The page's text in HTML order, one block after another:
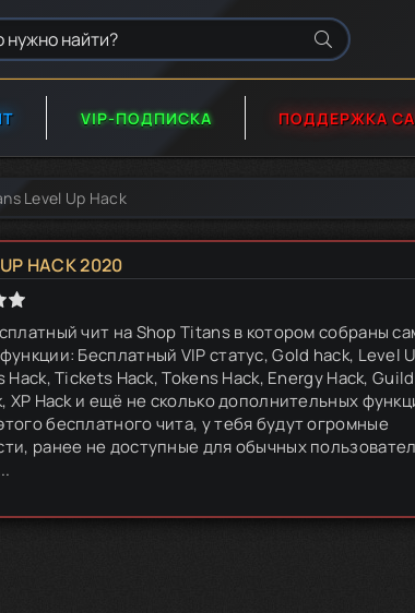
VIP-ПОДПИСКА ПОДДЕРЖКА
Level Up Hack
HACK 2020
чит на Shop Titans в котором собраны
Бесплатный VIP статус, Gold hack, Level
Hack, Tickets Hack, Tokens Hack, Energy Hack, Guild
XP Hack и ещё не сколько дополнительных
бесплатного чита, у тебя будут огромные
ранее не доступные для обычных